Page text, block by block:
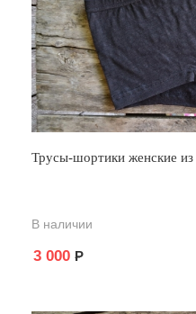
Трусы-шортики женские
В наличии
3 000 Р